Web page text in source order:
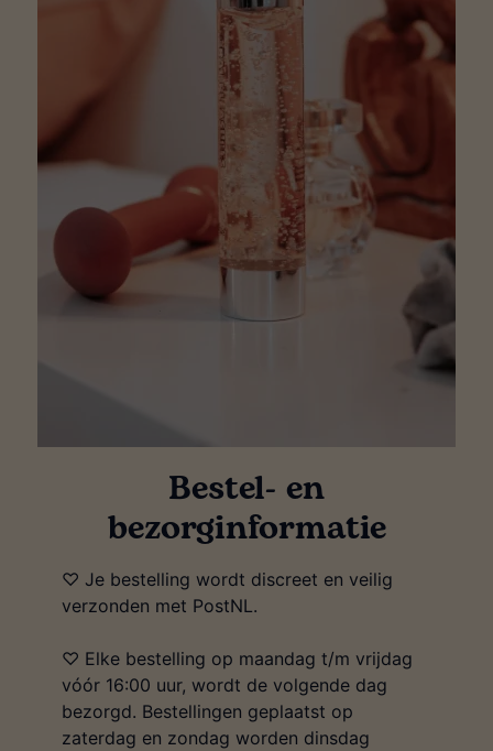
Bestel- en
bezorginformatie
♡ Je bestelling wordt discreet en veilig
verzonden met PostNL.
♡ Elke bestelling op maandag t/m vrijdag
vóór 16:00 uur, wordt de volgende dag
bezorgd. Bestellingen geplaatst op
zaterdag en zondag worden dinsdag